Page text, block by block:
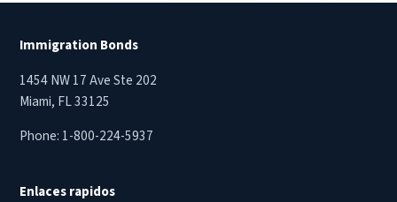
Immigration Bonds
1454 NW 17 Ave Ste 202
Miami, FL 33125
Phone: 1-800-224-5937
Enlaces rapidos